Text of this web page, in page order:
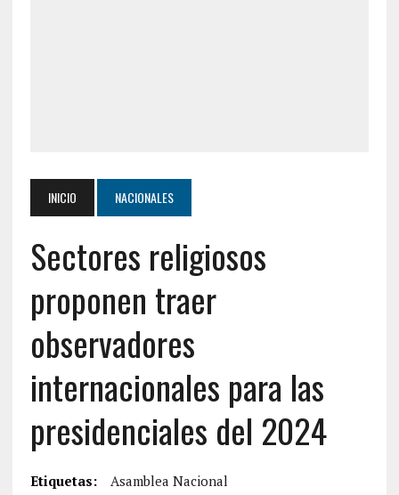
INICIO NACIONALES
Sectores religiosos
proponen traer
observadores
internacionales para las
presidenciales del 2024
Etiquetas:
Asamblea Nacional